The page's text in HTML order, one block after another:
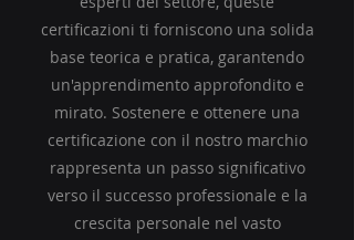
certificazioni ti forniscono una solida
base teorica e pratica, garantendo
un'apprendimento approfondito e
mirato. Sostenere e ottenere una
certificazione con il nostro marchio
rappresenta un passo significativo
verso il successo professionale e la
crescita personale nel vasto